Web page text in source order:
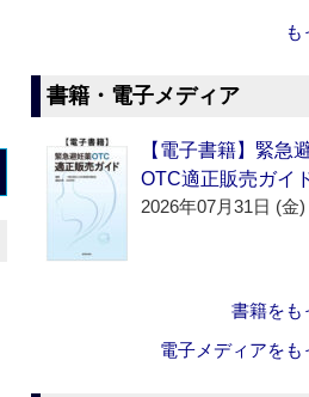
も
書籍・電子メディア
【電子書籍】緊急
OTC適正販売ガイ
2026年07月31日 (金)
書籍をも
電子メディアをも